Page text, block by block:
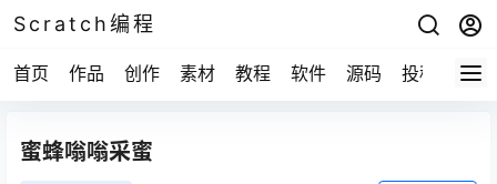
Scratch编程
首页 作品 创作 素材 教程 软件 源码 投稿 关于
蜜蜂嗡嗡采蜜